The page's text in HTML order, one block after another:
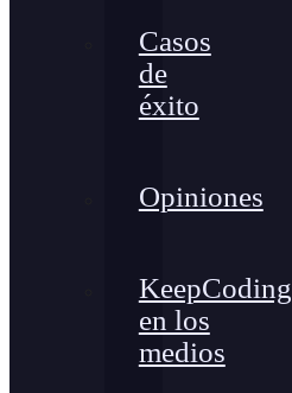
Casos
de
éxito
Opiniones
KeepCoding
en los
medios